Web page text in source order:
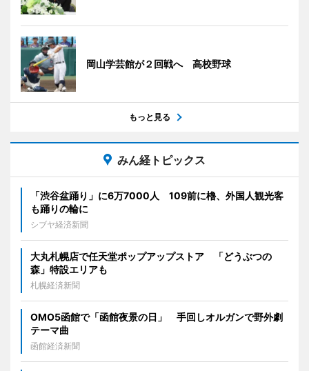
岡山学芸館が２回戦へ 高校野球
もっと見る
みん経トピックス
「渋谷盆踊り」に6万7000人 109前に櫓、外国人観光客
も踊りの輪に
シブヤ経済新聞
大丸札幌店で任天堂ポップアップストア 「どうぶつの
森」特設エリアも
札幌経済新聞
OMO5函館で「函館夜景の日」 手回しオルガンで野外劇
テーマ曲
函館経済新聞